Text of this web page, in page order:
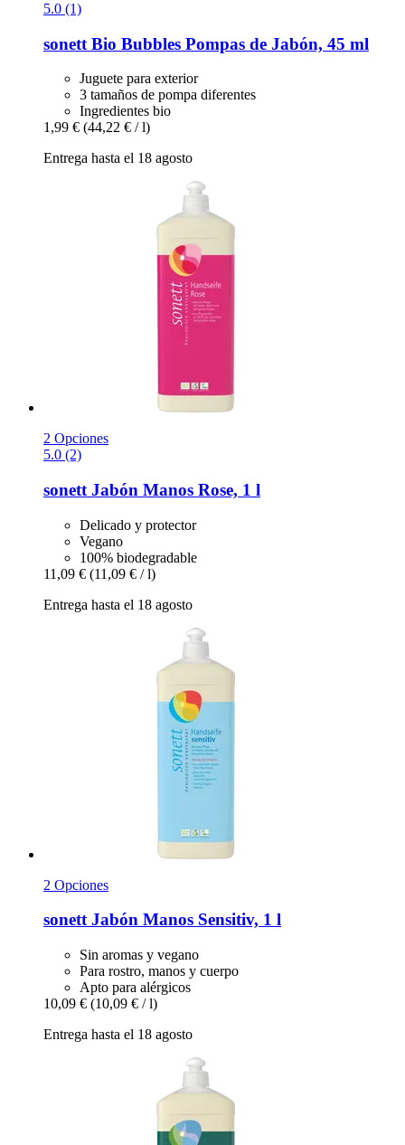
5.0 (1)
sonett Bio Bubbles Pompas de Jabón, 45 ml
Juguete para exterior
3 tamaños de pompa diferentes
Ingredientes bio
1,99 € (44,22 € / l)
Entrega hasta el 18 agosto
2 Opciones
5.0 (2)
sonett Jabón Manos Rose, 1 l
Delicado y protector
Vegano
100% biodegradable
11,09 € (11,09 € / l)
Entrega hasta el 18 agosto
2 Opciones
sonettJabón Manos Sensitiv, 1 l
Sin aromas y vegano
Para rostro, manos y cuerpo
Apto para alérgicos
10,09 € (10,09 € / l)
Entrega hasta el 18 agosto